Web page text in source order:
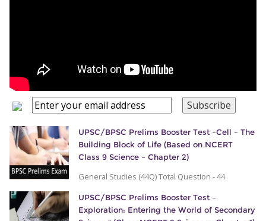
UPSC/BPSC Prelims Booster Test –Cell – The
Building Block of Life (Based on NCERT
Class 9 Science – Chapter 2)
General Studies (44Q) Total Question - 44
UPSC/BPSC Prelims Booster Test –
Exploration: Entering the World of Secondary